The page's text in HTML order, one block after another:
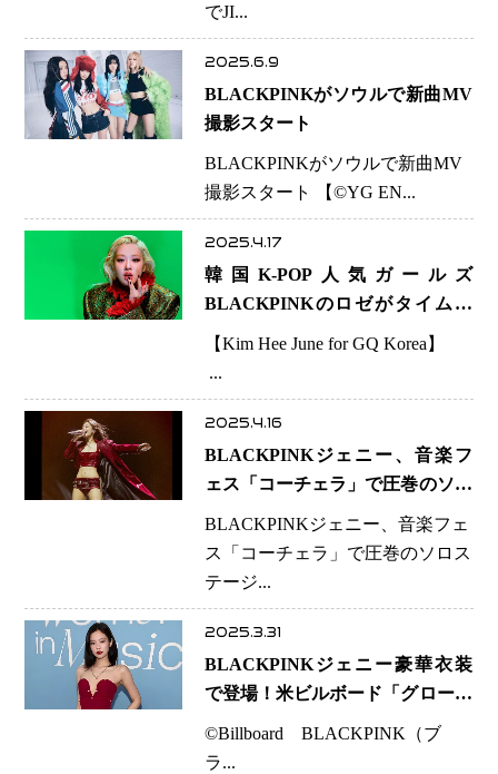
でJI...
2025.6.9
BLACKPINKがソウルで新曲MV
撮影スタート
BLACKPINKがソウルで新曲MV
撮影スタート 【©️YG EN...
2025.4.17
韓国K-POP人気ガールズ
BLACKPINKのロゼがタイム誌
「世界で最も影響力のある100
【Kim Hee June for GQ Korea】
...
2025.4.16
BLACKPINKジェニー、音楽フ
ェス「コーチェラ」で圧巻のソロ
ステージ画像１９点を披露
BLACKPINKジェニー、音楽フェ
ス「コーチェラ」で圧巻のソロス
テージ...
2025.3.31
BLACKPINKジェニー豪華衣装
で登場！米ビルボード「グローバ
©︎Billboard BLACKPINK（ブ
ラ...